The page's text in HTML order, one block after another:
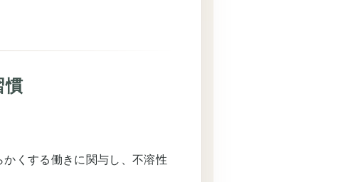
慣
くする働きに関与し、不溶性